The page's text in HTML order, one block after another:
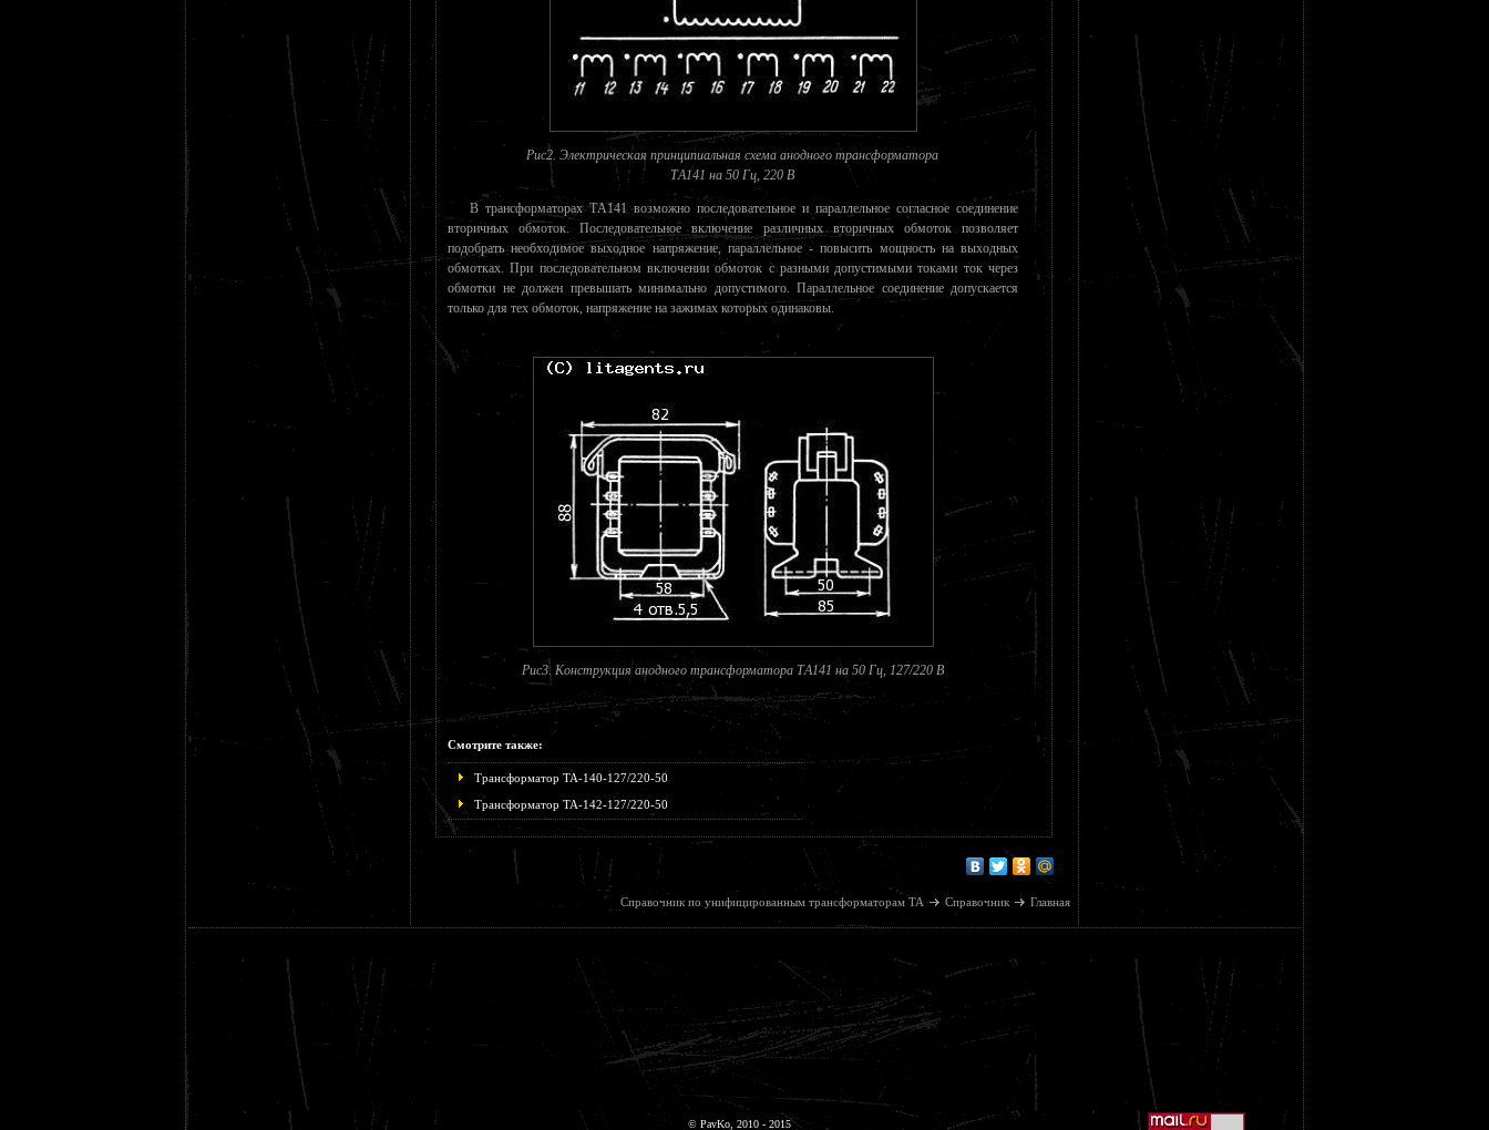
Рис2. Электрическая принципиальная схема анодного трансформатора
ТA141 на 50 Гц, 220 В
В трансформаторах ТA141 возможно последовательное и параллельное согласное соединение
вторичных обмоток. Последовательное включение различных вторичных обмоток позволяет
подобрать необходимое выходное напряжение, параллельное - повысить мощность на выходных
обмотках. При последовательном включении обмоток с разными допустимыми токами ток через
обмотки не должен превышать минимально допустимого. Параллельное соединение допускается
только для тех обмоток, напряжение на зажимах которых одинаковы.
Рис3. Конструкция анодного трансформатора ТA141 на 50 Гц, 127/220 В
Смотрите также:
Трансформатор ТА-140-127/220-50
Трансформатор ТА-142-127/220-50
Справочник по унифицированным трансформаторам ТА Справочник Главная
© PavKo, 2010 - 2015